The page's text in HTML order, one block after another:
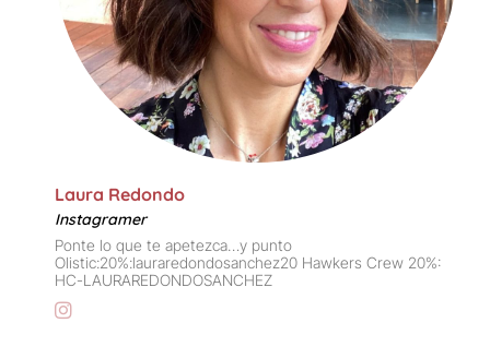
Laura Redondo
Instagramer
Ponte lo que te apetezca…y punto
Olistic:20%:lauraredondosanchez20 Hawkers Crew 20%:
HC-LAURAREDONDOSANCHEZ